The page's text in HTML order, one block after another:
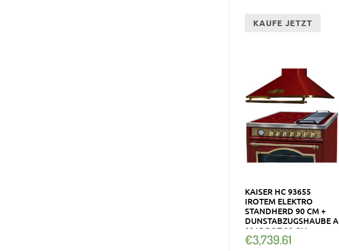
KAUFE JETZT
KAISER HC 93655
IROTEM ELEKTRO
STANDHERD 90 CM +
DUNSTABZUGSHAUBE A
9315 ROT 90 CM
€3,739.61